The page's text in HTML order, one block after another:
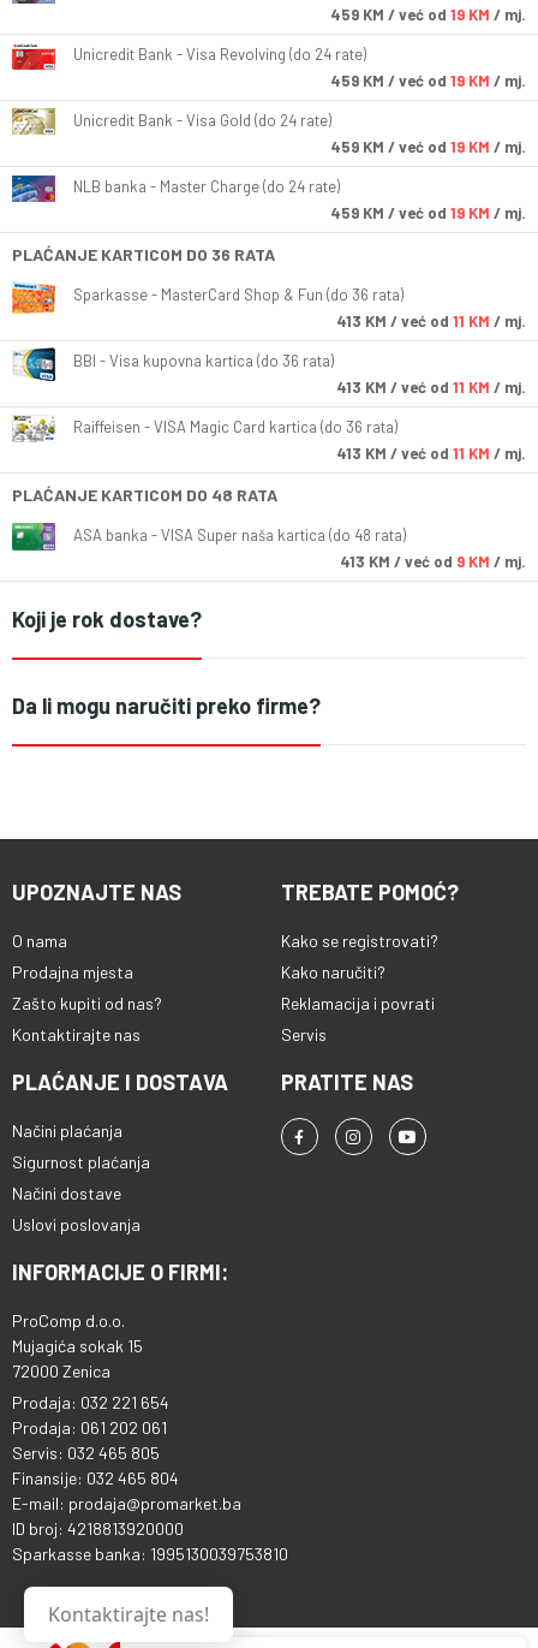
459 KM / već od 19 KM / mj.
Unicredit Bank - Visa Revolving (do 24 rate)
459 KM / već od 19 KM / mj.
Unicredit Bank - Visa Gold (do 24 rate)
459 KM / već od 19 KM / mj.
NLB banka - Master Charge (do 24 rate)
459 KM / već od 19 KM / mj.
PLAĆANJE KARTICOM DO 36 RATA
Sparkasse - MasterCard Shop & Fun (do 36 rata)
413 KM / već od 11 KM / mj.
BBI - Visa kupovna kartica (do 36 rata)
413 KM / već od 11 KM / mj.
Raiffeisen - VISA Magic Card kartica (do 36 rata)
413 KM / već od 11 KM / mj.
PLAĆANJE KARTICOM DO 48 RATA
ASA banka - VISA Super naša kartica (do 48 rata)
413 KM / već od 9 KM / mj.
Koji je rok dostave?
Da li mogu naručiti preko firme?
UPOZNAJTE NAS
O nama
Prodajna mjesta
Zašto kupiti od nas?
Kontaktirajte nas
TREBATE POMOĆ?
Kako se registrovati?
Kako naručiti?
Reklamacija i povrati
Servis
PLAĆANJE I DOSTAVA
Načini plaćanja
Sigurnost plaćanja
Načini dostave
Uslovi poslovanja
PRATITE NAS
INFORMACIJE O FIRMI:
ProComp d.o.o.
Mujagića sokak 15
72000 Zenica
Prodaja: 032 221 654
Prodaja: 061 202 061
Servis: 032 465 805
Finansije: 032 465 804
E-mail: prodaja@promarket.ba
ID broj: 4218813920000
Sparkasse banka: 1995130039753810
Kontaktirajte nas!